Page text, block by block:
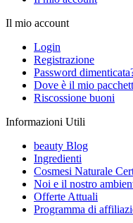
Il mio account
Login
Registrazione
Password
Dove è il mio
Riscossione buoni
Informazioni Utili
beauty Blog
Ingredienti
Cosmesi Naturale
Noi e il nostro
Offerte Attuali
Programma di